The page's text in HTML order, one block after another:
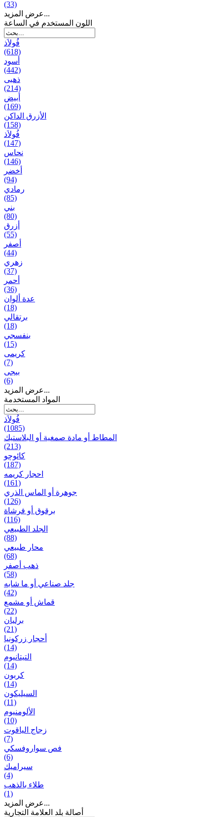
(33)
عرض المزيد...
اللون المستخدم في الساعة
فُولاَذ
(618)
أسود
(442)
ذهبی
(214)
أبيض
(169)
الأزرق الداكن
(158)
فُولاَذ
(147)
نحاس
(146)
أخضر
(94)
رمادي
(85)
بني
(80)
أزرق
(55)
أصفر
(44)
زهري
(37)
أحمر
(36)
عدة ألوان
(18)
برتقالي
(18)
بنفسجي
(15)
کریمی
(7)
بيجی
(6)
عرض المزيد...
المواد المستخدمة
فُولاَذ
(1085)
المطاط أو مادة صمغية أو البلاستيك
(213)
کائوچو
(187)
احجار کریمه
(161)
جوهرة أو الماس الذري
(126)
برقوق أو فرشاة
(116)
الجلد الطبيعي
(88)
محار طبيعي
(68)
ذهب أصفر
(58)
جلد صناعي أو ما شابه
(42)
قماش أو مشمع
(22)
برلیان
(21)
أحجار زركونيا
(14)
التيتانيوم
(14)
كربون
(14)
السيليكون
(11)
الألومنيوم
(10)
زجاج الياقوت
(7)
فص سواروفسكي
(6)
سيراميك
(4)
طلاء بالذهب
(1)
عرض المزيد...
أصالة بلد العلامة التجارية